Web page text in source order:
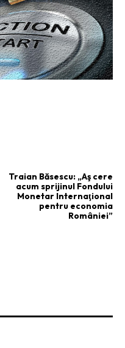
Traian Băsescu: „Aş cere
acum sprijinul Fondului
Monetar Internaţional
pentru economia
României”